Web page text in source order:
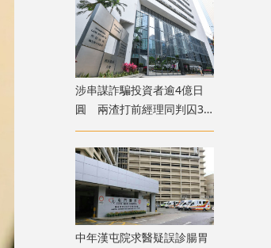
涉串謀詐騙投資者逾4億日
圓 兩渣打前經理同判囚3
年
中年漢屯院求醫疑誤診腸胃